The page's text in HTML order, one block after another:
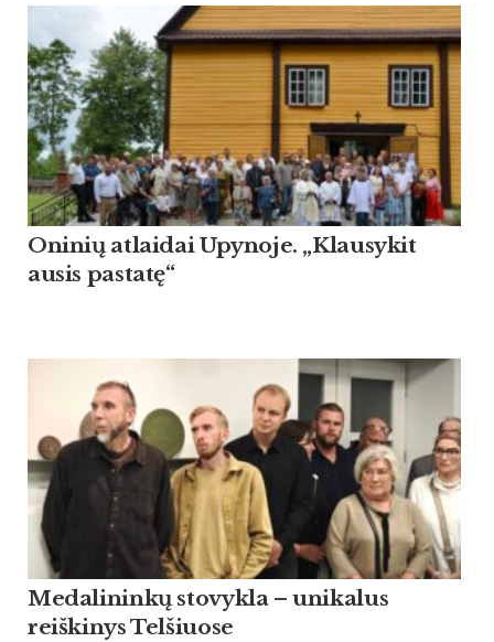
Oninių atlaidai Upynoje. „Klausykit
ausis pastatę“
Medalininkų stovykla – unikalus
reiškinys Telšiuose